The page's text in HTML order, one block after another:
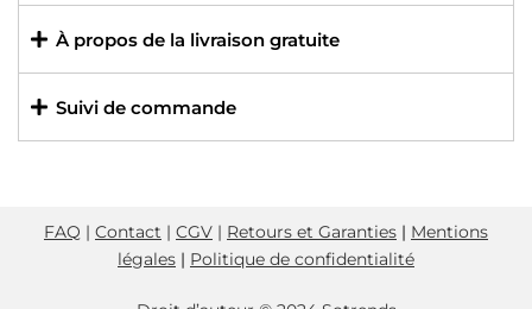
À propos de la livraison gratuite
Suivi de commande
FAQ | Contact | CGV | Retours et Garanties | Mentions
légales | Politique de confidentialité